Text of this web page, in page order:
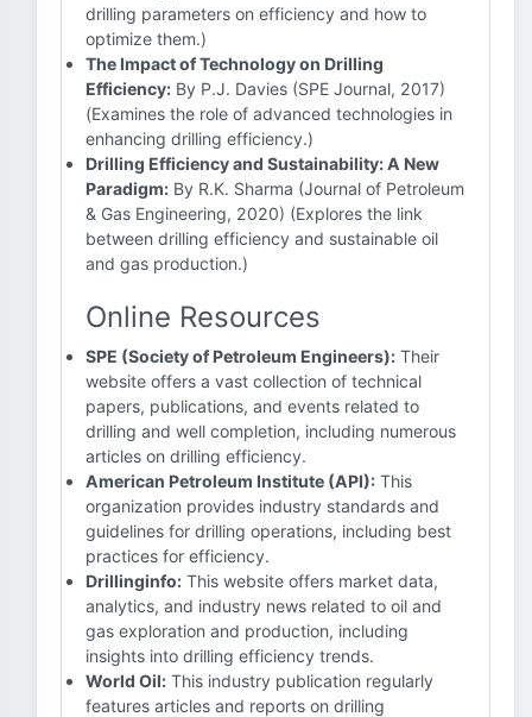
drilling parameters on efficiency and how to
optimize them.)
The Impact of Technology on Drilling
Efficiency: By P.J. Davies (SPE Journal, 2017)
(Examines the role of advanced technologies in
enhancing drilling efficiency.)
Drilling Efficiency and Sustainability: A New
Paradigm: By R.K. Sharma (Journal of Petroleum
& Gas Engineering, 2020) (Explores the link
between drilling efficiency and sustainable oil
and gas production.)
Online Resources
SPE (Society of Petroleum Engineers): Their
website offers a vast collection of technical
papers, publications, and events related to
drilling and well completion, including numerous
articles on drilling efficiency.
American Petroleum Institute (API): This
organization provides industry standards and
guidelines for drilling operations, including best
practices for efficiency.
Drillinginfo: This website offers market data,
analytics, and industry news related to oil and
gas exploration and production, including
insights into drilling efficiency trends.
World Oil: This industry publication regularly
features articles and reports on drilling